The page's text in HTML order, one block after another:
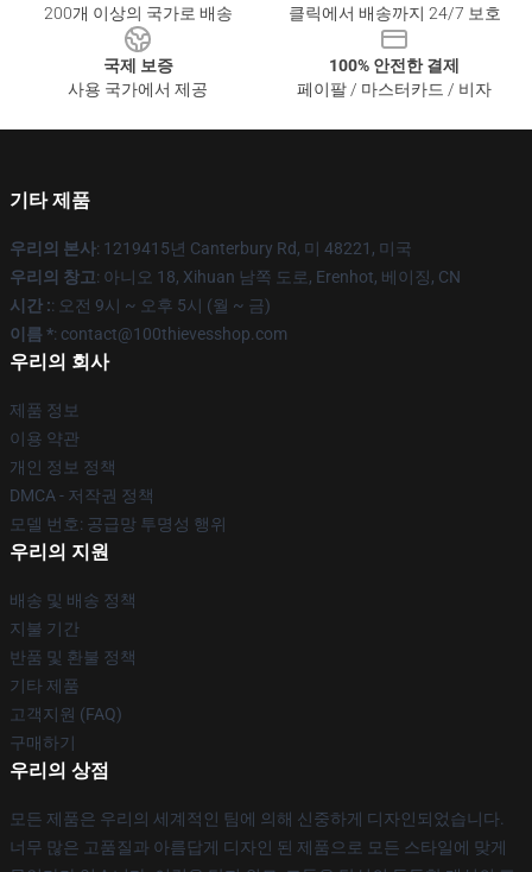
200개 이상의 국가로 배송
클릭에서 배송까지 24/7 보호
국제 보증
사용 국가에서 제공
100% 안전한 결제
페이팔 / 마스터카드 / 비자
기타 제품
우리의 본사: 1219415년 Canterbury Rd, 미 48221, 미국
우리의 창고: 아니오 18, Xihuan 남쪽 도로, Erenhot, 베이징, CN
시간 :: 오전 9시 ~ 오후 5시 (월 ~ 금)
이름 *: contact@100thievesshop.com
우리의 회사
제품 정보
이용 약관
개인 정보 정책
DMCA - 저작권 정책
모델 번호: 공급망 투명성 행위
우리의 지원
배송 및 배송 정책
지불 기간
반품 및 환불 정책
기타 제품
고객지원 (FAQ)
구매하기
우리의 상점
모든 제품은 우리의 세계적인 팀에 의해 신중하게 디자인되었습니다.
너무 많은 고품질과 아름답게 디자인 된 제품으로 모든 스타일에 맞게